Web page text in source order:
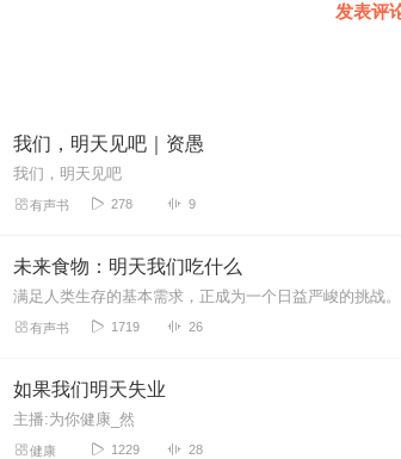
发表评
我们，明天见吧｜资愚
我们，明天见吧
有声书 278 9
未来食物：明天我们吃什么
有声书 1719 26
如果我们明天失业
主播:为你健康_然
健康 1229 28